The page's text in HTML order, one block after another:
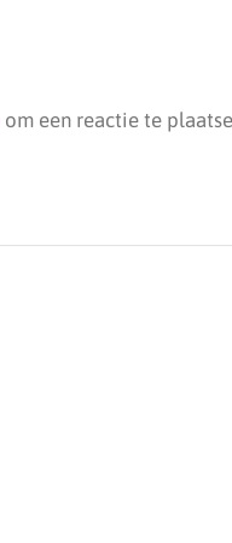
om een reactie te